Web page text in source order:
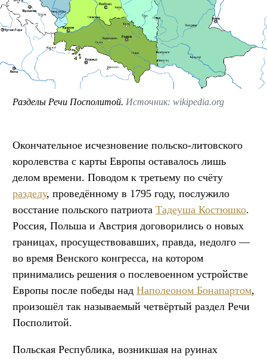
Разделы Речи Посполитой. Источник: wikipedia.org
Окончательное исчезновение польско-литовского
королевства с карты Европы оставалось лишь
делом времени. Поводом к третьему по счёту
разделу, проведённому в 1795 году, послужило
восстание польского патриота Тадеуша Костюшко.
Россия, Польша и Австрия договорились о новых
границах, просуществовавших, правда, недолго —
во время Венского конгресса, на котором
принимались решения о послевоенном устройстве
Европы после победы над Наполеоном Бонапартом,
произошёл так называемый четвёртый раздел Речи
Посполитой.
Польская Республика, возникшая на руинах